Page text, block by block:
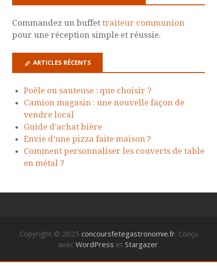
Commandez un buffet traiteur communion
pour une réception simple et réussie.
ARTICLES RÉCENTS
Poêle ou sauteuse : que choisir ?
Camion magasin : une nouvelle façon de
vendre local
Guide d’achat bière
Envie d’une pizza faite maison ?
Comment personnaliser les couverts de table
en métal ?
Copyright © 2025 concoursfetegastronomie.fr. Conçu
avec WordPress et Stargazer.